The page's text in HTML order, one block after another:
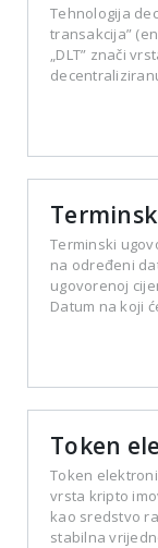
Tehnologija
transakcija”
„DLT” znači
Terminski
na određeni
ugovorenoj
Datum na koji
Token
Token
vrsta kripto
kao sredstvo
stabilna